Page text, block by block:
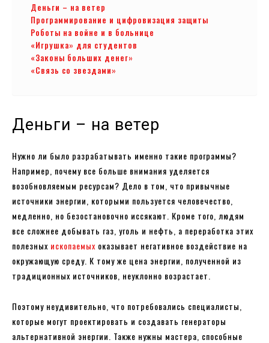
Деньги – на ветер
Программирование и цифровизация защиты
Роботы на войне и в больнице
«Игрушка» для студентов
«Законы больших денег»
«Связь со звездами»
Деньги – на ветер
Нужно ли было разрабатывать именно такие программы?
Например, почему все больше внимания уделяется
возобновляемым ресурсам? Дело в том, что привычные
источники энергии, которыми пользуется человечество,
медленно, но безостановочно иссякают. Кроме того, людям
все сложнее добывать газ, уголь и нефть, а переработка этих
полезных ископаемых оказывает негативное воздействие на
окружающую среду. К тому же цена энергии, полученной из
традиционных источников, неуклонно возрастает.
Поэтому неудивительно, что потребовались специалисты,
которые могут проектировать и создавать генераторы
альтернативной энергии. Также нужны мастера, способные